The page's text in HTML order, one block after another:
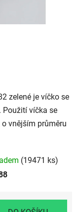
zelené je víčko se
Použití víčka se
vnějším průměru
(19471 ks)